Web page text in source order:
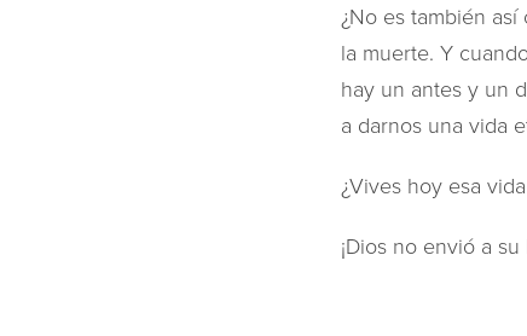
¿No es también
la muerte. Y
hay un antes y un
a darnos una vida
¿Vives hoy esa
¡Dios no envió a